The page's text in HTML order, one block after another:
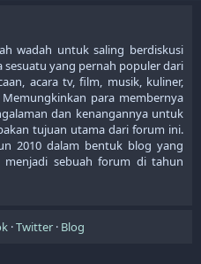
wadah untuk saling berdiskusi
yang pernah populer dari
acara tv, film, musik, kuliner,
para membernya
dan kenangannya untuk
tujuan utama dari forum ini.
2010 dalam bentuk blog yang
menjadi sebuah forum di tahun
Twitter Blog